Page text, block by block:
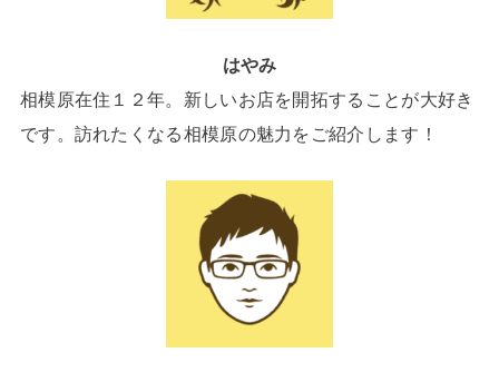
はやみ
相模原在住１２年。新しいお店を開拓することが大好き
です。訪れたくなる相模原の魅力をご紹介します！